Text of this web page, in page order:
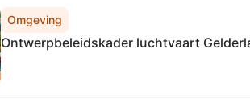
Omgeving
Ontwerpbeleidskader luchtvaart